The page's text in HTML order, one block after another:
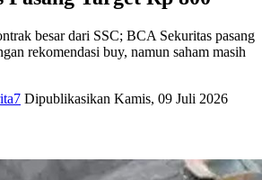
besar dari SSC; BCA Sekuritas pasang
rekomendasi buy, namun saham masih
Dipublikasikan Kamis, 09 Juli 2026